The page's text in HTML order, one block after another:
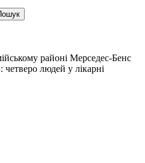
районі Мерседес-Бенс
людей у лікарні